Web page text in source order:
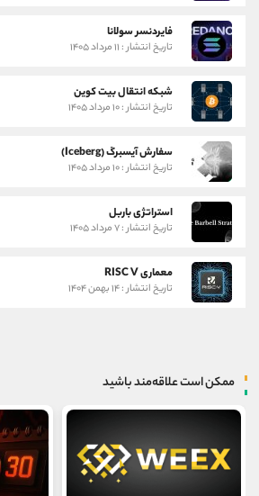
فایردنسر سولانا
تاریخ انتشار : ۱۱ مرداد ۱۴۰۵
شبکه انتقال بیت کوین
تاریخ انتشار : ۱۰ مرداد ۱۴۰۵
سفارش آیسبرگ (Iceberg)
تاریخ انتشار : ۱۰ مرداد ۱۴۰۵
استراتژی باربل
تاریخ انتشار : ۷ مرداد ۱۴۰۵
معماری RISC V
تاریخ انتشار : ۱۴ بهمن ۱۴۰۴
ممکن است علاقه‌مند باشید